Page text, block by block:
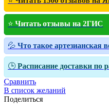
⭐ Читать отзывы на 2ГИС
💦 Что такое артезианская
🕒 Расписание доставки по
Сравнить
В список желаний
Поделиться